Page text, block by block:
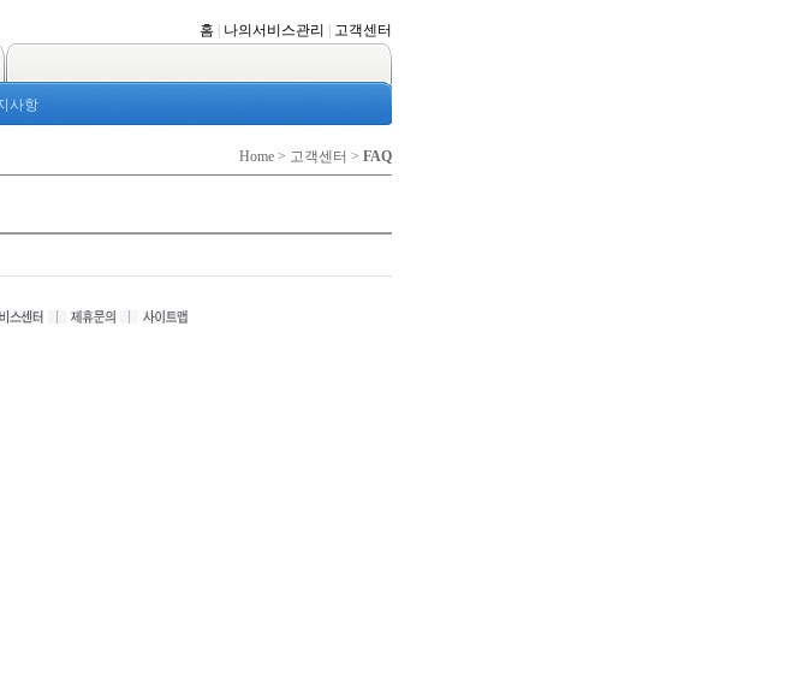
홈 나의서비스관리 고객센터
사항
Home > 고객센터 > FAQ